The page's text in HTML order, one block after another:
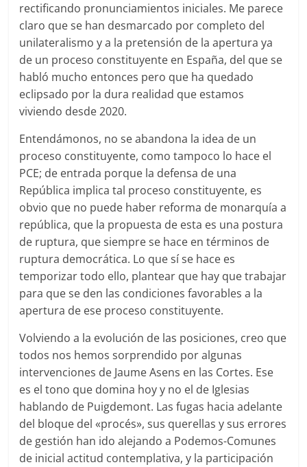
rectificando pronunciamientos iniciales. Me parece
claro que se han desmarcado por completo del
unilateralismo y a la pretensión de la apertura ya
de un proceso constituyente en España, del que se
habló mucho entonces pero que ha quedado
eclipsado por la dura realidad que estamos
viviendo desde 2020.
Entendámonos, no se abandona la idea de un
proceso constituyente, como tampoco lo hace el
PCE; de entrada porque la defensa de una
República implica tal proceso constituyente, es
obvio que no puede haber reforma de monarquía a
república, que la propuesta de esta es una postura
de ruptura, que siempre se hace en términos de
ruptura democrática. Lo que sí se hace es
temporizar todo ello, plantear que hay que trabajar
para que se den las condiciones favorables a la
apertura de ese proceso constituyente.
Volviendo a la evolución de las posiciones, creo que
todos nos hemos sorprendido por algunas
intervenciones de Jaume Asens en las Cortes. Ese
es el tono que domina hoy y no el de Iglesias
hablando de Puigdemont. Las fugas hacia adelante
del bloque del «procés», sus querellas y sus errores
de gestión han ido alejando a Podemos-Comunes
de inicial actitud contemplativa, y la participación